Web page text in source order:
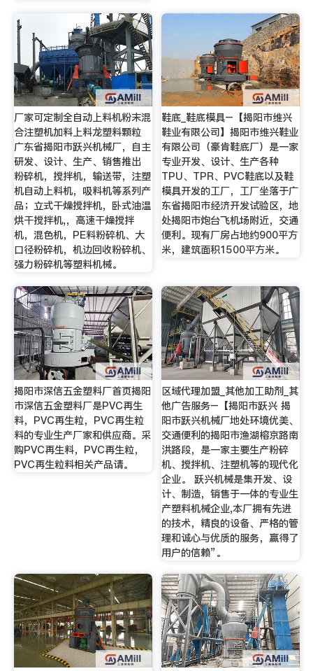
厂家可定制全自动上料机粉末混
合注塑机加料上料龙塑料颗粒
广东省揭阳市跃兴机械厂，自主
研发、设计、生产、销售推出
粉碎机，搅拌机，输送带，注塑
机自动上料机，吸料机等系列产
品；立式干燥搅拌机，卧式油温
烘干搅拌机,，高速干燥搅拌
机，混色机，PE料粉碎机、大
口径粉碎机，机边回收粉碎机、
强力粉碎机等塑料机械。
鞋底_鞋底模具–【揭阳市维兴
鞋业有限公司】揭阳市维兴鞋业
有限公司（豪肯鞋底厂）是一家
专业开发、设计、生产各种
TPU、TPR、PVC鞋底以及鞋
模具开发的工厂，工厂坐落于广
东省揭阳市经济开发试验区，地
处揭阳市炮台飞机场附近，交通
便利。现有厂房占地约900平方
米，建筑面积1500平方米。
揭阳市深信五金塑料厂首页揭阳
市深信五金塑料厂是PVC再生
料，PVC再生粒，PVC再生粒
料的专业生产厂家和供应商。采
购PVC再生料，PVC再生粒，
PVC再生粒料相关产品请。
区域代理加盟_其他加工助剂_其
他广告服务–【揭阳市跃兴 揭
阳市跃兴机械厂地处环境优美、
交通便利的揭阳市渔湖榕京路南
洪路段，是一家主要生产粉碎
机、搅拌机、注塑机等的现代化
企业。 跃兴机械是集开发、设
计、制造，销售于一体的专业生
产塑料机械企业,本厂拥有先进
的技术，精良的设备、严格的管
理和诚心与优质的服务，赢得了
用户的信赖”。